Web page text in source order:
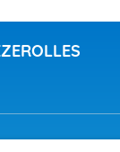
Pour la
Tendance
Demain
Temps
Des résidus